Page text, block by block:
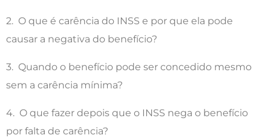
2. O que é carência do INSS e por que ela pode
causar a negativa do benefício?
3. Quando o benefício pode ser concedido mesmo
sem a carência mínima?
4. O que fazer depois que o INSS nega o benefício
por falta de carência?